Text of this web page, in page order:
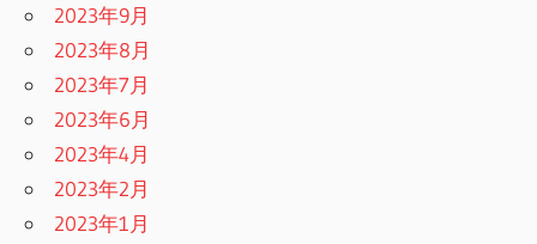
2023年9月
2023年8月
2023年7月
2023年6月
2023年4月
2023年2月
2023年1月